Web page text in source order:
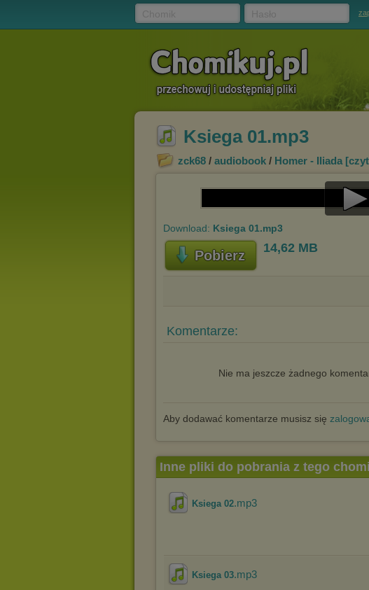
Ksiega 01.mp3
zck68 / audiobook / Homer - Iliada
Download: Ksiega 01.mp3
Pobierz 14,62 MB
Komentarze:
Nie ma jeszcze żadnego
Aby dodawać komentarze musisz się
Inne pliki do pobrania z tego
Ksiega 02.mp3
Ksiega 03.mp3